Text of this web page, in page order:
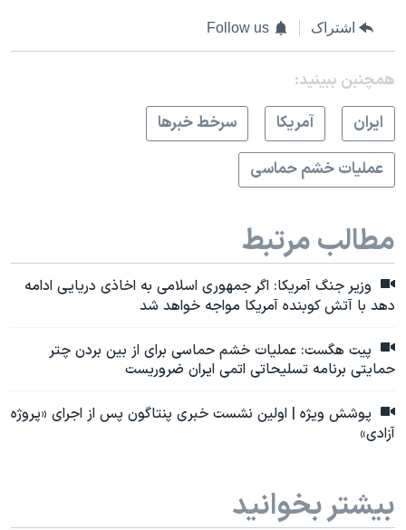
اشتراک Follow us
همچنبن ببینید:
ايران
آمريکا
سرخط خبرها
عملیات خشم حماسی
مطالب مرتبط
وزیر جنگ آمریکا: اگر جمهوری اسلامی به اخاذی دریایی ادامه
دهد با آتش کوبنده آمریکا مواجه خواهد شد
پیت هگست: عملیات خشم حماسی برای از بین بردن چتر
حمایتی برنامه تسلیحاتی اتمی ایران ضروریست
پوشش ویژه | اولین نشست خبری پنتاگون پس از اجرای «پروژه
آزادی»
بیشتر بخوانید